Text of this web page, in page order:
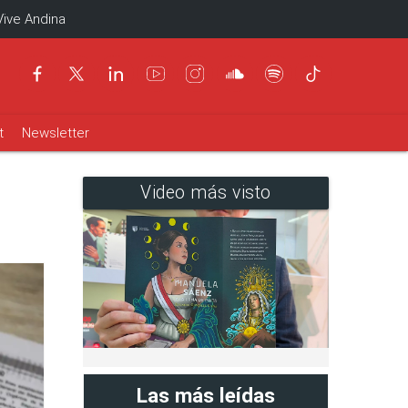
Andina
Newsletter
Video más visto
Las más leídas